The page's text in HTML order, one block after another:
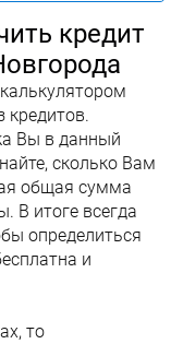
кредит
Вы в данный
сколько Вам
общая сумма
В итоге всегда
определиться
и
то